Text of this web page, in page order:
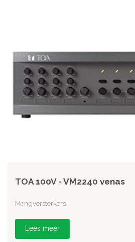
TOA 100V - VM2240 venas
Mengversterkers
Lees meer